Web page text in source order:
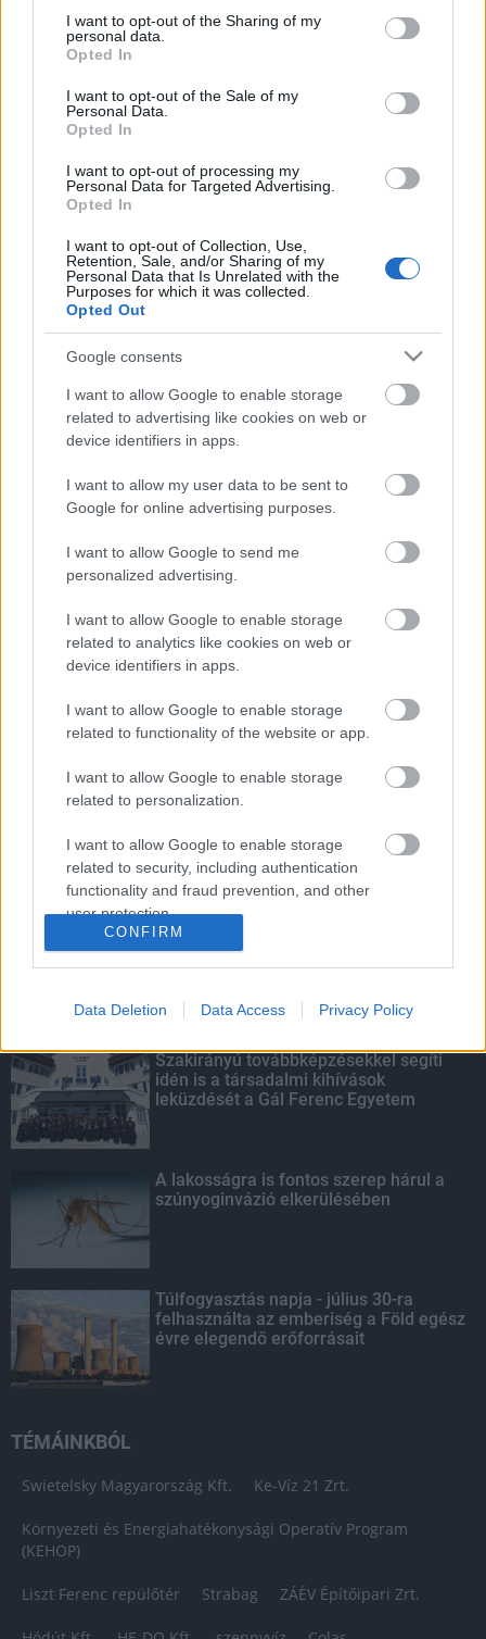
not limited to your visit or usage behaviour. You may click to
grant or deny consent to Google and its third-party tags to
use your data for below specified purposes in below Google
consent section.
I want to opt-out of the Sharing of my
personal data.
Opted In
I want to opt-out of the Sale of my
Personal Data.
Opted In
I want to opt-out of processing my
Personal Data for Targeted Advertising.
Opted In
I want to opt-out of Collection, Use,
Retention, Sale, and/or Sharing of my
Personal Data that Is Unrelated with the
Purposes for which it was collected.
Opted Out
Google consents
I want to allow Google to enable storage
related to advertising like cookies on web or
device identifiers in apps.
I want to allow my user data to be sent to
Google for online advertising purposes.
I want to allow Google to send me
personalized advertising.
I want to allow Google to enable storage
related to analytics like cookies on web or
device identifiers in apps.
I want to allow Google to enable storage
related to functionality of the website or app.
I want to allow Google to enable storage
related to personalization.
I want to allow Google to enable storage
related to security, including authentication
functionality and fraud prevention, and other
user protection.
CONFIRM
Data Deletion Data Access Privacy Policy
vödrökben, gyermekjátékokban.
Országos hírek
TÚLFOGYASZTÁS NAPJA - JÚLIUS 30-RA
ÉVRE ELEGENDŐ ERŐFORRÁSAIT
BEINDULT AZ ŐSZIBARACKSZEZON,
SZEPTEMBERIG ÉLVEZHETJÜK
HIRDETÉS
HIRDETÉS
A lakosságra is fontos szerep hárul a
szúnyoginvázió elkerülésében
idén is a társadalmi kihívások
leküzdését a Gál Ferenc Egyetem
Energiaválság: az éjszakai fordulat
bizakodásra ad okot
KIEMELT
Szakirányú továbbképzésekkel segíti
idén is a társadalmi kihívások
leküzdését a Gál Ferenc Egyetem
A lakosságra is fontos szerep hárul a
szúnyoginvázió elkerülésében
Túlfogyasztás napja - július 30-ra
felhasználta az emberiség a Föld egész
évre elegendő erőforrásait
TÉMÁINKBÓL
Swietelsky Magyarország Kft. Ke-Víz 21 Zrt.
Környezeti és Energiahatékonysági Operatív Program
(KEHOP)
Liszt Ferenc repülőtér Strabag ZÁÉV Építőipari Zrt.